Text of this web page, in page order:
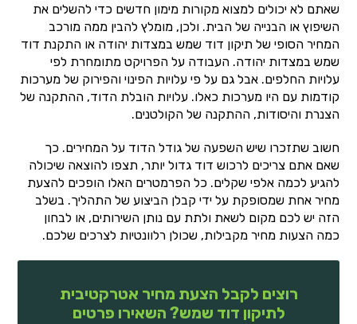
שאתם לא יכולים למצוא מקורות מימון חדשים כדי להשלים את
השיפוץ או הבנייה של הבית. ולכן, מומלץ להבין ממה מורכב
המחיר הסופי של תיקון דוד שמש במצדות יהודה או התקנת דוד
שמש במצדות יהודה. העבודה על הפרויקט מתומחרת לפי
עלויות החלפים. אבל גם על פי עלויות הפינוי והפירוק של מערכות
קודמות עם היו מערכות כאלו. עלויות הובלת הדוד, ההתקנה של
הצנרת והיסודות, ההתקנה של הקולטנים.
חשוב שתזכרו שיש השפעה של גודל הדוד על המחירים. כך
שאם אתם צריכים לרכוש דוד גדול יותר, תצפו להוצאה שיכולה
להגיע לכמה אלפי שקלים. כל הפרמטרים האלו הופכים להצעת
מחיר אחת שמסופקת על ידי קבלן הביצוע של התהליך. בשלב
הזה יש לכם מקום לשאת ולתת עם נותן השירותים, או לבחון
כמה הצעות מחיר מקבילות, שכולן רלוונטיות לצרכים שלכם.
רוצים לקבל הצעת מחיר אטרקטיבית
לתיקון דוד שמש? השאירו פרטים